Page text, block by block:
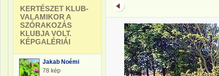
KERTÉSZET KLUB-
VALAMIKOR A
SZÓRAKOZÁS
KLUBJA VOLT.
KÉPGALÉRIÁI
Jakab Noémi
78 kép